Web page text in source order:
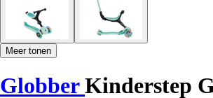
Meer tonen
GlobberKinderstep